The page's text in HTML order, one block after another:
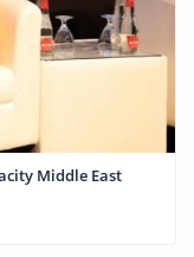
Middle East